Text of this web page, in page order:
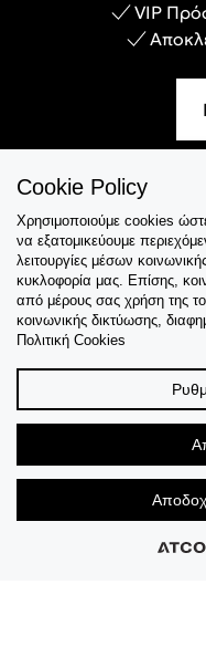
VIP
Εξυπηρέτηση
Collections
Tips & Guides
Cookie Policy
Χρησιμοποιούμε cookies
να εξατομικεύουμε
λειτουργίες μέσων
κυκλοφορία μας. Επίσης,
από μέρους σας χρήση της
κοινωνικής δικτύωσης,
Πολιτική Cookies